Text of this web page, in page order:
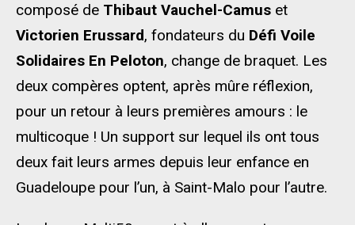
composé de Thibaut Vauchel-Camus et
Victorien Erussard, fondateurs du Défi Voile
Solidaires En Peloton, change de braquet. Les
deux compères optent, après mûre réflexion,
pour un retour à leurs premières amours : le
multicoque ! Un support sur lequel ils ont tous
deux fait leurs armes depuis leur enfance en
Guadeloupe pour l’un, à Saint-Malo pour l’autre.